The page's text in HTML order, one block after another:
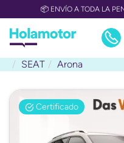
📦 ENVÍO A TODA LA
SEAT Arona
Certificado